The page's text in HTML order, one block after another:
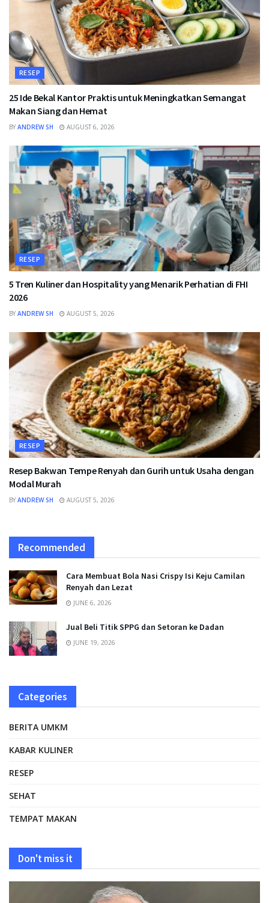
RESEP
25 Ide Bekal Kantor Praktis untuk Meningkatkan Semangat
Makan Siang dan Hemat
BY ANDREW SH AUGUST 6, 2026
RESEP
5 Tren Kuliner dan Hospitality yang Menarik Perhatian di FHI
2026
BY ANDREW SH AUGUST 5, 2026
RESEP
Resep Bakwan Tempe Renyah dan Gurih untuk Usaha dengan
Modal Murah
BY ANDREW SH AUGUST 5, 2026
Recommended
Cara Membuat Bola Nasi Crispy Isi Keju Camilan
Renyah dan Lezat
JUNE 6, 2026
Jual Beli Titik SPPG dan Setoran ke Dadan
JUNE 19, 2026
Categories
BERITA UMKM
KABAR KULINER
RESEP
SEHAT
TEMPAT MAKAN
Don't miss it